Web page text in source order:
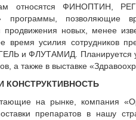
относятся ФИНОПТИН,
программы,
новых, менее
усилия сотрудников
и ФЛУТАМИД. Планируется
а также в выставке
КОНСТРУКТИВНОСТЬ
на рынке, компания
препаратов в нашу